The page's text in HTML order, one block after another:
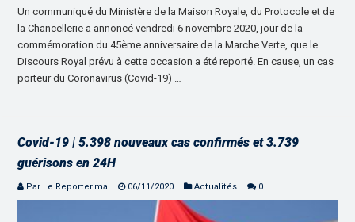
Un communiqué du Ministère de la Maison Royale, du Protocole et de
la Chancellerie a annoncé vendredi 6 novembre 2020, jour de la
commémoration du 45ème anniversaire de la Marche Verte, que le
Discours Royal prévu à cette occasion a été reporté. En cause, un cas
porteur du Coronavirus (Covid-19) …
Covid-19 | 5.398 nouveaux cas confirmés et 3.739
guérisons en 24H
Par Le Reporter.ma 06/11/2020 Actualités 0